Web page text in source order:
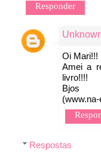
Responder
Oi Mari!!!
Amei a
livro!!!!
Bjos
Respostas